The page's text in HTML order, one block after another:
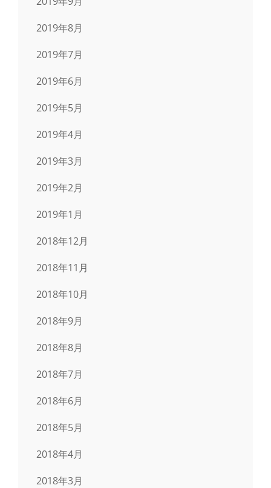
2019年8月
2019年7月
2019年6月
2019年5月
2019年4月
2019年3月
2019年2月
2019年1月
2018年12月
2018年11月
2018年10月
2018年9月
2018年8月
2018年7月
2018年6月
2018年5月
2018年4月
2018年3月